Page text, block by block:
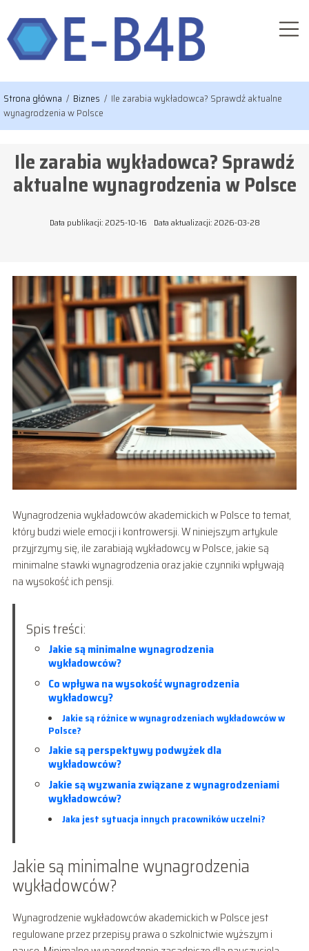
Strona główna / Biznes / Ile zarabia wykładowca? Sprawdź aktualne
wynagrodzenia w Polsce
Ile zarabia wykładowca? Sprawdź
aktualne wynagrodzenia w Polsce
Data publikacji: 2025-10-16 Data aktualizacji: 2026-03-28
Wynagrodzenia wykładowców akademickich w Polsce to temat,
który budzi wiele emocji i kontrowersji. W niniejszym artykule
przyjrzymy się, ile zarabiają wykładowcy w Polsce, jakie są
minimalne stawki wynagrodzenia oraz jakie czynniki wpływają
na wysokość ich pensji.
Spis treści:
Jakie są minimalne wynagrodzenia
wykładowców?
Co wpływa na wysokość wynagrodzenia
wykładowcy?
Jakie są różnice w wynagrodzeniach wykładowców w
Polsce?
Jakie są perspektywy podwyżek dla
wykładowców?
Jakie są wyzwania związane z wynagrodzeniami
wykładowców?
Jaka jest sytuacja innych pracowników uczelni?
Jakie są minimalne wynagrodzenia
wykładowców?
Wynagrodzenie wykładowców akademickich w Polsce jest
regulowane przez przepisy prawa o szkolnictwie wyższym i